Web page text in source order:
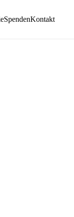
SpendenKontakt